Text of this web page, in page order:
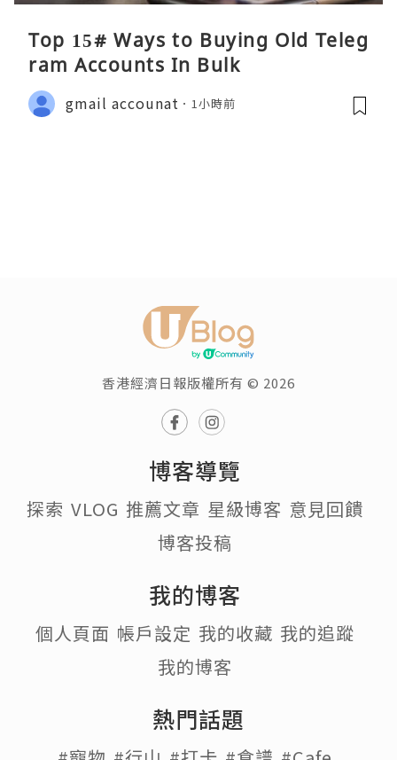
Top 15# Ways to Buying Old Teleg
ram Accounts In Bulk
gmail accounat 1小時前
香港經濟日報版權所有 © 2026
博客導覽
探索 VLOG 推薦文章 星級博客 意見回饋
博客投稿
我的博客
個人頁面 帳戶設定 我的收藏 我的追蹤
我的博客
熱門話題